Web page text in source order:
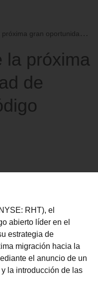
oportunidad de migración al código abie...
la próxima
de
RHT), el
abierto líder en el
estrategia de
migración hacia la
el anuncio de un
la introducción de las